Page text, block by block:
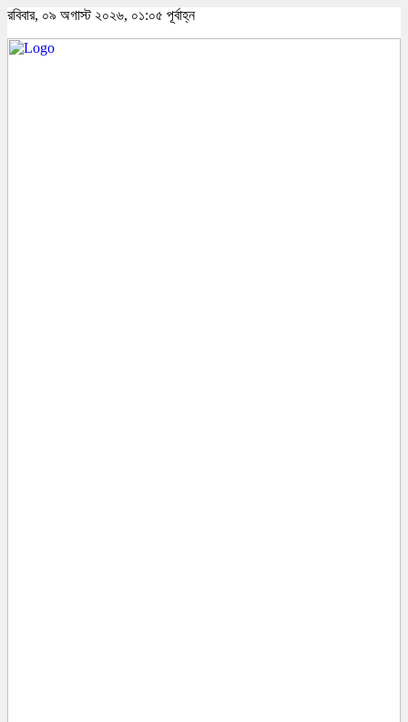
রবিবার, ০৯ অগাস্ট ২০২৬, ০১:০৫ পূর্বাহ্ন